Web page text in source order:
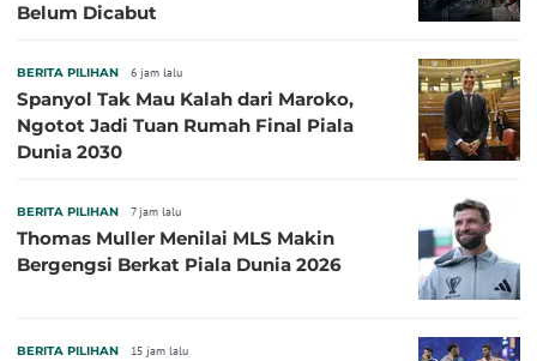
Belum Dicabut
BERITA PILIHAN 6 jam lalu
Spanyol Tak Mau Kalah dari Maroko,
Ngotot Jadi Tuan Rumah Final Piala
Dunia 2030
BERITA PILIHAN 7 jam lalu
Thomas Muller Menilai MLS Makin
Bergengsi Berkat Piala Dunia 2026
BERITA PILIHAN 15 jam lalu